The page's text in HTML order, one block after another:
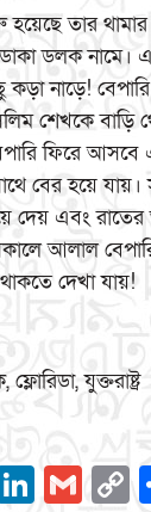
তার
ডলক
কড়া নাড়ে!
শেখকে বাড়ি
ফিরে
বের হয়ে
দেয় এবং রাতের
আলাল
দেখা যায়!
যুক্তরাষ্ট্র